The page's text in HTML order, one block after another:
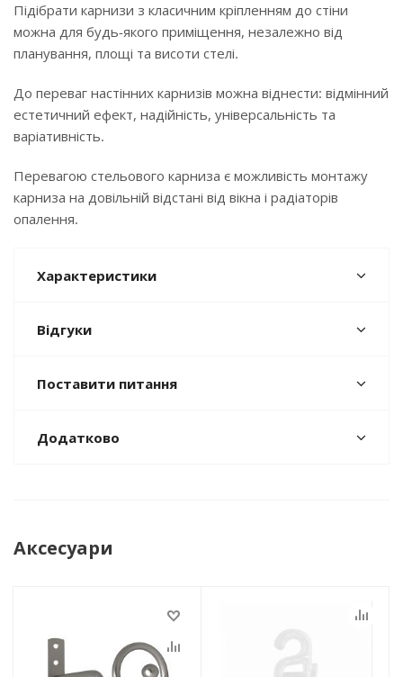
Підібрати карнизи з класичним кріпленням до стіни
можна для будь-якого приміщення, незалежно від
планування, площі та висоти стелі.
До переваг настінних карнизів можна віднести: відмінний
естетичний ефект, надійність, універсальність та
варіативність.
Перевагою стельового карниза є можливість монтажу
карниза на довільній відстані від вікна і радіаторів
опалення.
Характеристики
Відгуки
Поставити питання
Додатково
Аксесуари